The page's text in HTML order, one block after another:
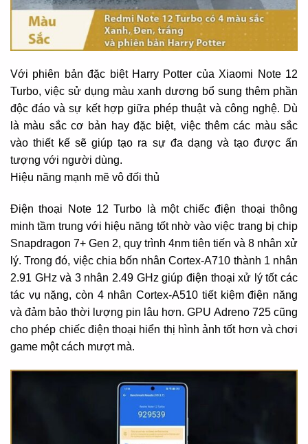
Với phiên bản đặc biệt Harry Potter của Xiaomi Note 12
Turbo, việc sử dụng màu xanh dương bổ sung thêm phần
độc đáo và sự kết hợp giữa phép thuật và công nghệ. Dù
là màu sắc cơ bản hay đặc biệt, việc thêm các màu sắc
vào thiết kế sẽ giúp tạo ra sự đa dạng và tạo được ấn
tượng với người dùng.
Hiệu năng mạnh mẽ vô đối thủ
Điện thoại Note 12 Turbo là một chiếc điện thoại thông
minh tầm trung với hiệu năng tốt nhờ vào việc trang bị chip
Snapdragon 7+ Gen 2, quy trình 4nm tiên tiến và 8 nhân xử
lý. Trong đó, việc chia bốn nhân Cortex-A710 thành 1 nhân
2.91 GHz và 3 nhân 2.49 GHz giúp điện thoại xử lý tốt các
tác vụ nặng, còn 4 nhân Cortex-A510 tiết kiệm điện năng
và đảm bảo thời lượng pin lâu hơn. GPU Adreno 725 cũng
cho phép chiếc điện thoại hiển thị hình ảnh tốt hơn và chơi
game một cách mượt mà.